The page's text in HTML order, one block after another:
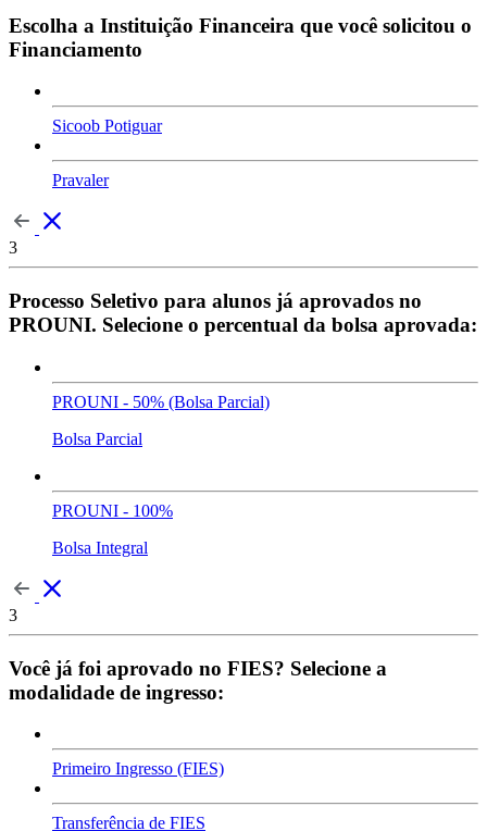
Escolha a Instituição Financeira que você solicitou o
Financiamento
Sicoob Potiguar
Pravaler
3
Processo Seletivo para alunos já aprovados no
PROUNI. Selecione o percentual da bolsa aprovada:
PROUNI - 50% (Bolsa Parcial)
Bolsa Parcial
PROUNI - 100%
Bolsa Integral
3
Você já foi aprovado no FIES? Selecione a
modalidade de ingresso:
Primeiro Ingresso (FIES)
Transferência de FIES